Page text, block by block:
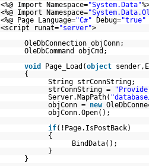
<%@ Import Namespace="System.Data"
<%@ Import Namespace=
<%@ Page Language="C#" Debug="true"
<script runat="server">
OleDbConnection objConn;
OleDbCommand objCmd;
void Page_Load(object
{
String strConnString;
strConnString =
Server.MapPath(
objConn = new
objConn.Open();
if(!Page.IsPostBack)
{
BindData();
}
}